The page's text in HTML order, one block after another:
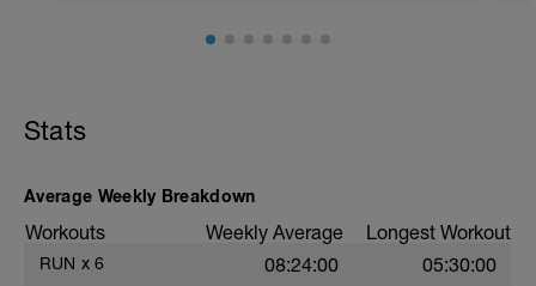
2. Elevación de piernas con apoyo de
3. Plancha frontal con una pierna
Stats
Average Weekly Breakdown
Workouts Weekly Average Longest Workout
RUN x 6 08:24:00 05:30:00